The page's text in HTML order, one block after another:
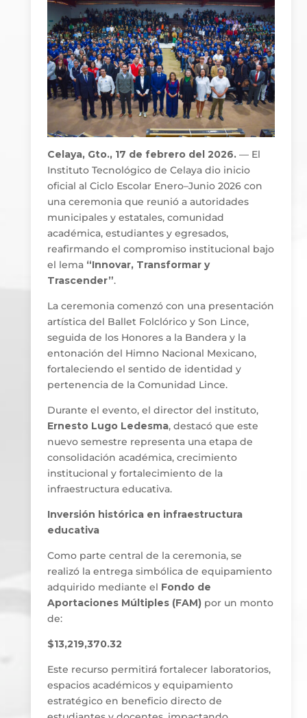
Celaya, Gto., 17 de febrero del 2026.— El
Instituto Tecnológico de Celaya dio inicio
oficial al Ciclo Escolar Enero–Junio 2026 con
una ceremonia que reunió a autoridades
municipales y estatales, comunidad
académica, estudiantes y egresados,
reafirmando el compromiso institucional bajo
el lema “Innovar, Transformar y
Trascender”.
La ceremonia comenzó con una presentación
artística del Ballet Folclórico y Son Lince,
seguida de los Honores a la Bandera y la
entonación del Himno Nacional Mexicano,
fortaleciendo el sentido de identidad y
pertenencia de la Comunidad Lince.
Durante el evento, el director del instituto,
Ernesto Lugo Ledesma, destacó que este
nuevo semestre representa una etapa de
consolidación académica, crecimiento
institucional y fortalecimiento de la
infraestructura educativa.
Inversión histórica en infraestructura
educativa
Como parte central de la ceremonia, se
realizó la entrega simbólica de equipamiento
adquirido mediante el Fondo de
Aportaciones Múltiples (FAM)por un monto
de:
$13,219,370.32
Este recurso permitirá fortalecer laboratorios,
espacios académicos y equipamiento
estratégico en beneficio directo de